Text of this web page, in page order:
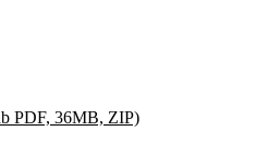
PDF, 36MB, ZIP)